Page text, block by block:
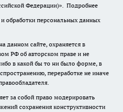
Федерации)». Подробнее
обработки персональных данных
данном сайте, охраняется в
РФ об авторском праве и не
в какой бы то ни было форме, в
переработке не иначе
за собой право модерировать
сохранения конструктивности